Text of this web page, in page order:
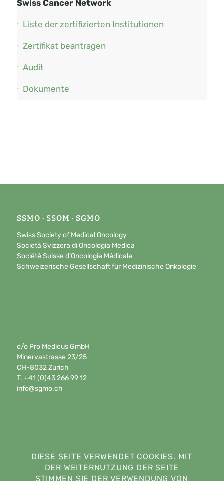
Swiss Cancer Network
Liste der zertifizierten Institutionen
Zertifikat beantragen
Audit
Dokumente
SSMO · SSOM · SGMO
Swiss Society of Medical Oncology
Società Svizzera di Oncologia Medica
Société Suisse d’Oncologie Médicale
Schweizerische Gesellschaft für Medizinische Onkologie
c/o Pro Medicus GmbH
Minervastrasse 23/25
CH-8032 Zürich
T. +41 (0)43 266 99 12
info@sgmo.ch
DIESE SEITE VERWENDET COOKIES. MIT
DER WEITERNUTZUNG DER SEITE
STIMMEN SIE DER VERWENDUNG VON